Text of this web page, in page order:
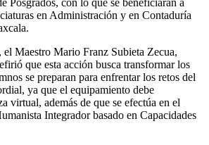
Posgrados, con lo que se beneficiarán a
en Administración y en Contaduría
Maestro Mario Franz Subieta Zecua,
que esta acción busca transformar los
se preparan para enfrentar los retos del
ya que el equipamiento debe
virtual, además de que se efectúa en el
Integrador basado en Capacidades